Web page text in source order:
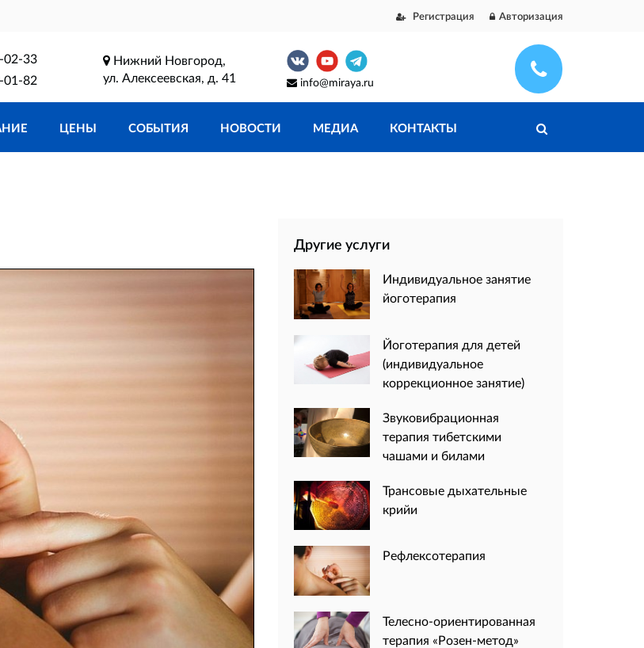
Регистрация Авторизация
02-33
01-82
Нижний Новгород,
ул. Алексеевская, д. 41
info@miraya.ru
ЦЕНЫ СОБЫТИЯ НОВОСТИ МЕДИА КОНТАКТЫ
Другие услуги
Индивидуальное занятие
йоготерапия
Йоготерапия для детей
(индивидуальное
коррекционное занятие)
Звуковибрационная
терапия тибетскими
чашами и билами
Трансовые дыхательные
крийи
Рефлексотерапия
Телесно-ориентированная
терапия «Розен-метод»